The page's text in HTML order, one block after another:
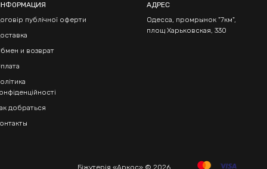
публічної оферти
и возврат
добраться
АДРЕС
Одесса, промрынок "7км",
площ Харьковская, 330
Біжутерія «Аркос» © 2026